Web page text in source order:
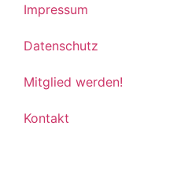
Impressum
Datenschutz
Mitglied werden!
Kontakt